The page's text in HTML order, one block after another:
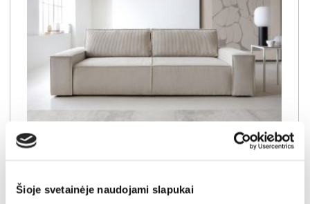
Šioje svetainėje naudojami slapukai
YRA SANDĖLYJE
Miegamoji dalis:P:138cmI:200cm